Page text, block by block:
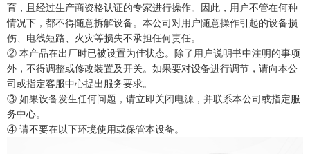
育，且经过生产商资格认证的专家进行操作。因此，用户不管在何种
情况下，都不得随意拆解设备。本公司对用户随意操作引起的设备损
伤、电线短路、火灾等损失不承担任何责任。
② 本产品在出厂时已被设置为佳状态。除了用户说明书中注明的事项
外，不得调整或修改装置及开关。如果要对设备进行调节，请向本公
司或指定客服中心提出服务要求。
③ 如果设备发生任何问题，请立即关闭电源，并联系本公司或指定服
务中心。
④ 请不要在以下环境使用或保管本设备。